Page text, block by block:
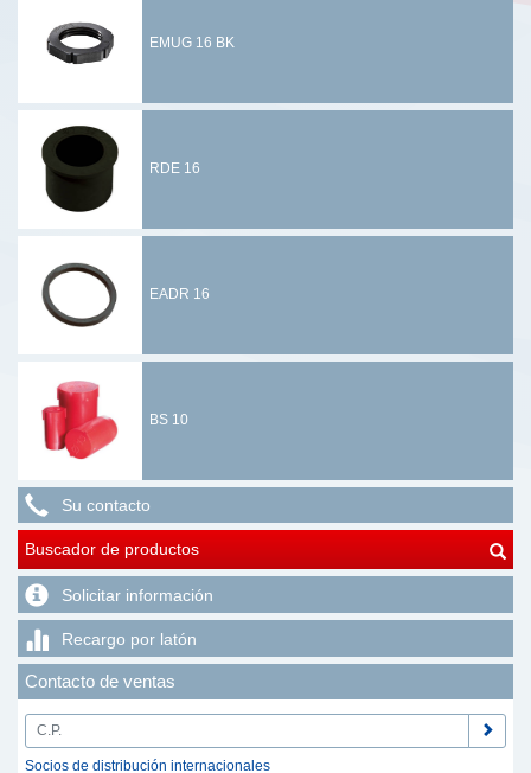
EMUG 16 BK
RDE 16
EADR 16
BS 10
Su contacto
Buscador de productos
Solicitar información
Recargo por latón
Contacto de ventas
Socios de distribución internacionales